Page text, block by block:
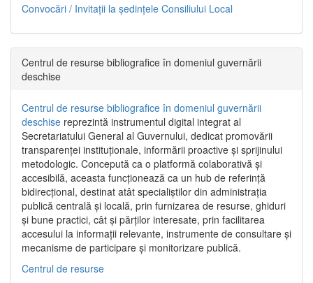
Convocări / Invitaţii la şedinţele Consiliului Local
Centrul de resurse bibliografice în domeniul guvernării
deschise
Centrul de resurse bibliografice în domeniul guvernării
deschise reprezintă instrumentul digital integrat al
Secretariatului General al Guvernului, dedicat promovării
transparenței instituționale, informării proactive și sprijinului
metodologic. Concepută ca o platformă colaborativă și
accesibilă, aceasta funcționează ca un hub de referință
bidirecțional, destinat atât specialiștilor din administrația
publică centrală și locală, prin furnizarea de resurse, ghiduri
și bune practici, cât și părților interesate, prin facilitarea
accesului la informații relevante, instrumente de consultare și
mecanisme de participare și monitorizare publică.
Centrul de resurse